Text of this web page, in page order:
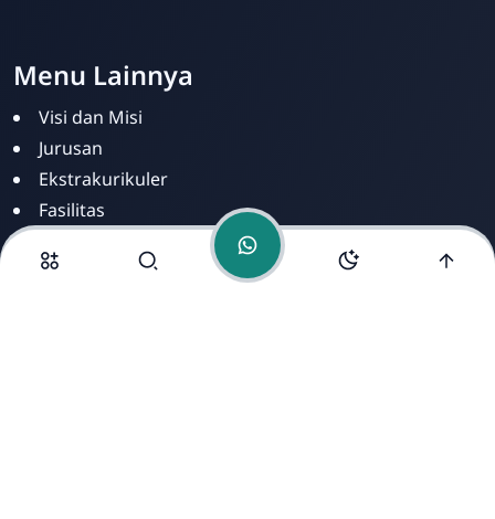
Menu Lainnya
Visi dan Misi
Jurusan
Ekstrakurikuler
Fasilitas